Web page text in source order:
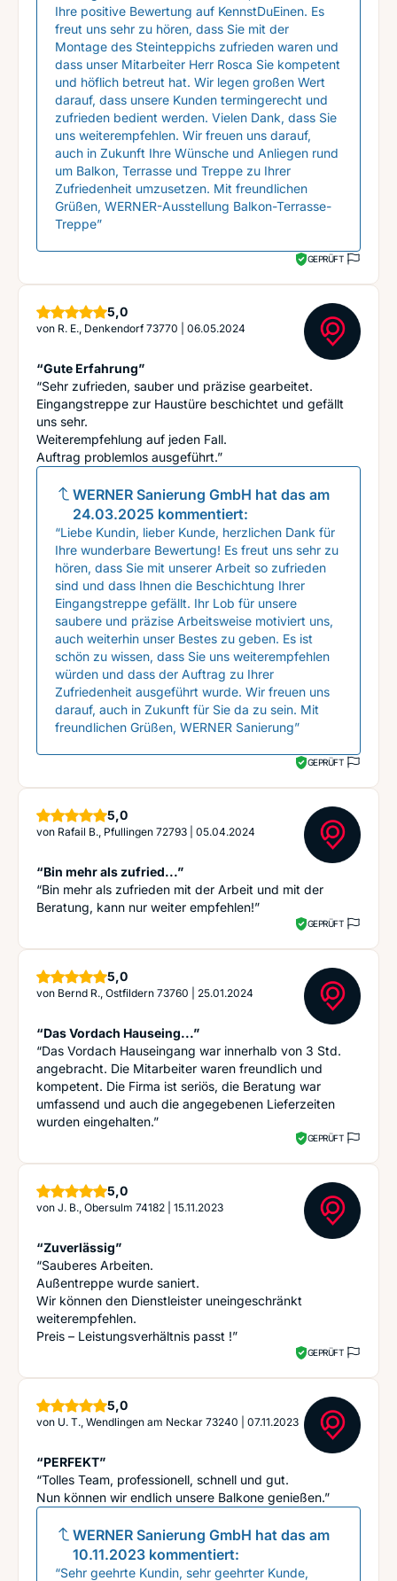
Ihre positive Bewertung auf KennstDuEinen. Es
freut uns sehr zu hören, dass Sie mit der
Montage des Steinteppichs zufrieden waren und
dass unser Mitarbeiter Herr Rosca Sie kompetent
und höflich betreut hat. Wir legen großen Wert
darauf, dass unsere Kunden termingerecht und
zufrieden bedient werden. Vielen Dank, dass Sie
uns weiterempfehlen. Wir freuen uns darauf,
auch in Zukunft Ihre Wünsche und Anliegen rund
um Balkon, Terrasse und Treppe zu Ihrer
Zufriedenheit umzusetzen. Mit freundlichen
Grüßen, WERNER-Ausstellung Balkon-Terrasse-
Treppe”
GEPRÜFT
5,0Sterne
von R. E., Denkendorf 73770 06.05.2024
“Gute Erfahrung”
“Sehr zufrieden, sauber und präzise gearbeitet.
Eingangstreppe zur Haustüre beschichtet und gefällt
uns sehr.
Weiterempfehlung auf jeden Fall.
Auftrag problemlos ausgeführt.”
WERNER Sanierung GmbH hat das am
24.03.2025 kommentiert:
“Liebe Kundin, lieber Kunde, herzlichen Dank für
Ihre wunderbare Bewertung! Es freut uns sehr zu
hören, dass Sie mit unserer Arbeit so zufrieden
sind und dass Ihnen die Beschichtung Ihrer
Eingangstreppe gefällt. Ihr Lob für unsere
saubere und präzise Arbeitsweise motiviert uns,
auch weiterhin unser Bestes zu geben. Es ist
schön zu wissen, dass Sie uns weiterempfehlen
würden und dass der Auftrag zu Ihrer
Zufriedenheit ausgeführt wurde. Wir freuen uns
darauf, auch in Zukunft für Sie da zu sein. Mit
freundlichen Grüßen, WERNER Sanierung”
GEPRÜFT
5,0Sterne
von Rafail B., Pfullingen 72793 05.04.2024
“Bin mehr als zufried...”
“Bin mehr als zufrieden mit der Arbeit und mit der
Beratung, kann nur weiter empfehlen!”
GEPRÜFT
5,0Sterne
von Bernd R., Ostfildern 73760 25.01.2024
“Das Vordach Hauseing...”
“Das Vordach Hauseingang war innerhalb von 3 Std.
angebracht. Die Mitarbeiter waren freundlich und
kompetent. Die Firma ist seriös, die Beratung war
umfassend und auch die angegebenen Lieferzeiten
wurden eingehalten.”
GEPRÜFT
5,0Sterne
von J. B., Obersulm 74182 15.11.2023
“Zuverlässig”
“Sauberes Arbeiten.
Außentreppe wurde saniert.
Wir können den Dienstleister uneingeschränkt
weiterempfehlen.
Preis – Leistungsverhältnis passt !”
GEPRÜFT
5,0Sterne
von U. T., Wendlingen am Neckar 73240 07.11.2023
“PERFEKT”
“Tolles Team, professionell, schnell und gut.
Nun können wir endlich unsere Balkone genießen.”
WERNER Sanierung GmbH hat das am
10.11.2023 kommentiert:
“Sehr geehrte Kundin, sehr geehrter Kunde,